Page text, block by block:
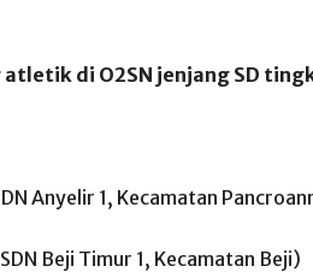
di O2SN jenjang SD
Anyelir 1, Kecamatan
Beji Timur 1, Kecamatan Beji)